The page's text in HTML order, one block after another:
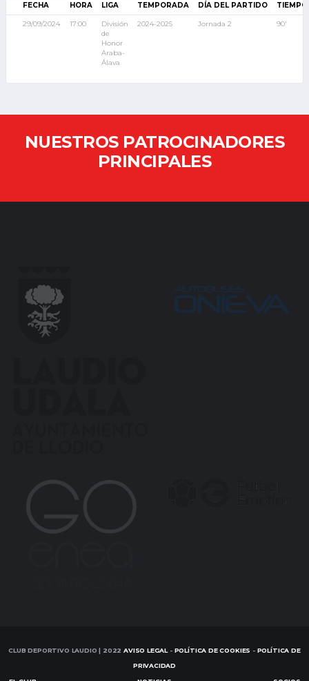
FECHA HORA LIGA TEMPORADA DÍA DEL PARTIDO
29/09/2024 17:00
División
de
Honor
Araba-
Álava
2024-2025 Jornada 2 90'
NUESTROS PATROCINADORES
PRINCIPALES
CLUB DEPORTIVO LAUDIO | 2022 AVISO LEGAL- POLÍTICA DE COOKIES - POLÍTICA DE
PRIVACIDAD